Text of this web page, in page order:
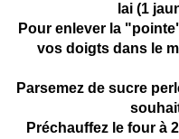
lai (1
Pour enlever la
vos doigts dans le
Parsemez de sucre
Préchauffez le four à